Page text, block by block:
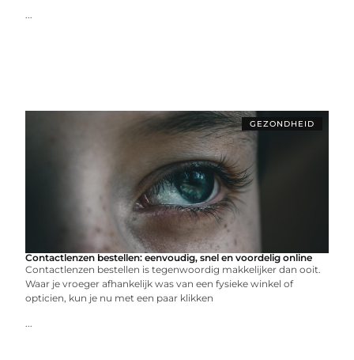
...
GEZONDHEID
Contactlenzen bestellen: eenvoudig, snel en voordelig online
Contactlenzen bestellen is tegenwoordig makkelijker dan ooit.
Waar je vroeger afhankelijk was van een fysieke winkel of
opticien, kun je nu met een paar klikken
...